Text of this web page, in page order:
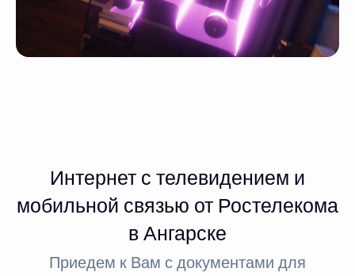
Интернет с телевидением и
мобильной связью от Ростелекома
в Ангарске
Приедем к Вам с документами для